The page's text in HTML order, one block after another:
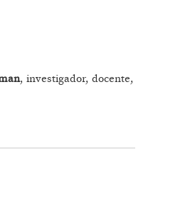
, investigador, docente,